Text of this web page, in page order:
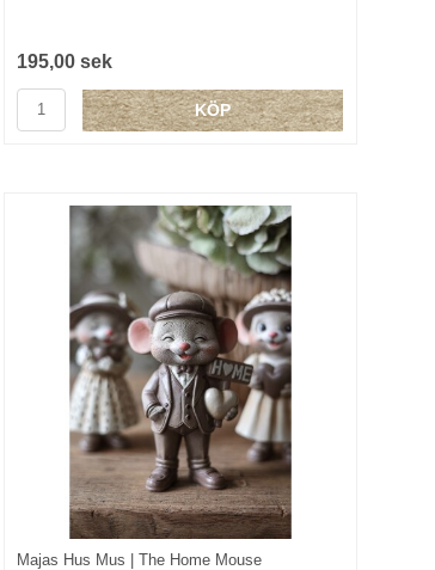
195,00 sek
KÖP
Majas Hus Mus | The Home Mouse